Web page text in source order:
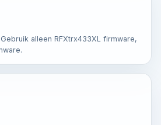
alleen RFXtrx433XL firmware,